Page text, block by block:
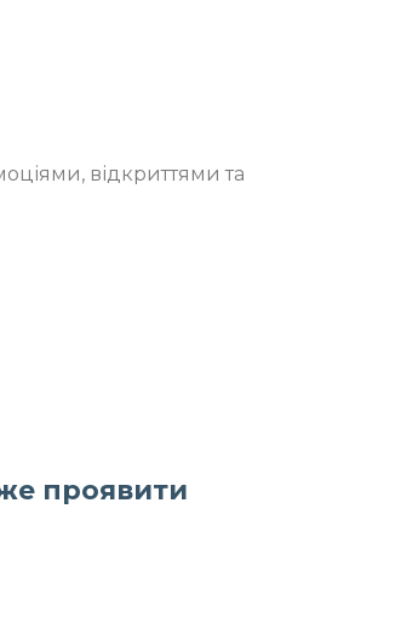
відкриттями та
проявити